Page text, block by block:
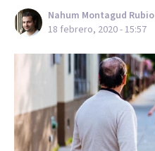
Nahum Montagud Rubio
18 febrero, 2020 - 15:57